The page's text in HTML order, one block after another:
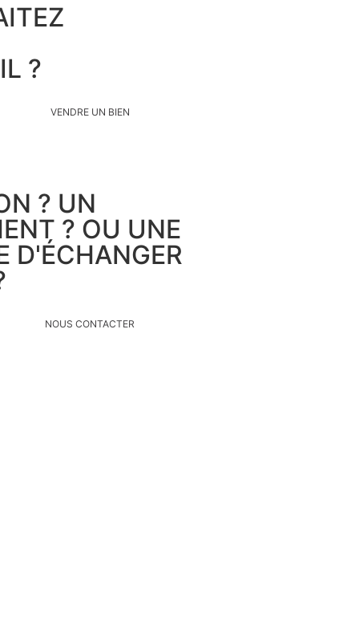
?
VENDRE UN BIEN
? UN
? OU UNE
D'ÉCHANGER
NOUS CONTACTER